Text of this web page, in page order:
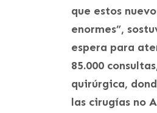
que estos
enormes”,
espera para
85.000
quirúrgica,
las cirugías no